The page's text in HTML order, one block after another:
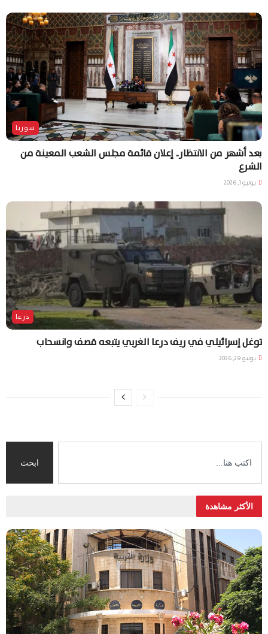
سوريا
بعد أشهر من الانتظار.. إعلان قائمة مجلس الشعب المعينة من
الشرع
يوليو 1, 2026
درعا
توغل إسرائيلي في ريف درعا الغربي يتبعه قصف وانسحاب
يونيو 29, 2026
ابحث
الأكثر مشاهدة